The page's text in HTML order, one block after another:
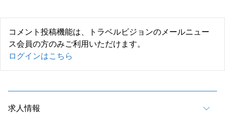
コメント投稿機能は、トラベルビジョンのメールニュー
ス会員の方のみご利用いただけます。
ログインはこちら
求人情報